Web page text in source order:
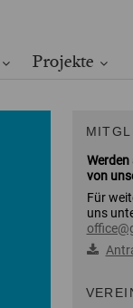
Projekte
von
Für
uns